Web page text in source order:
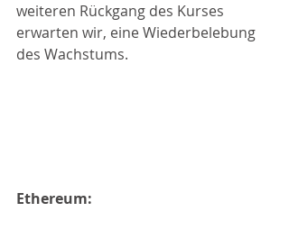
weiteren Rückgang des Kurses
erwarten wir, eine Wiederbelebung
des Wachstums.
Ethereum: